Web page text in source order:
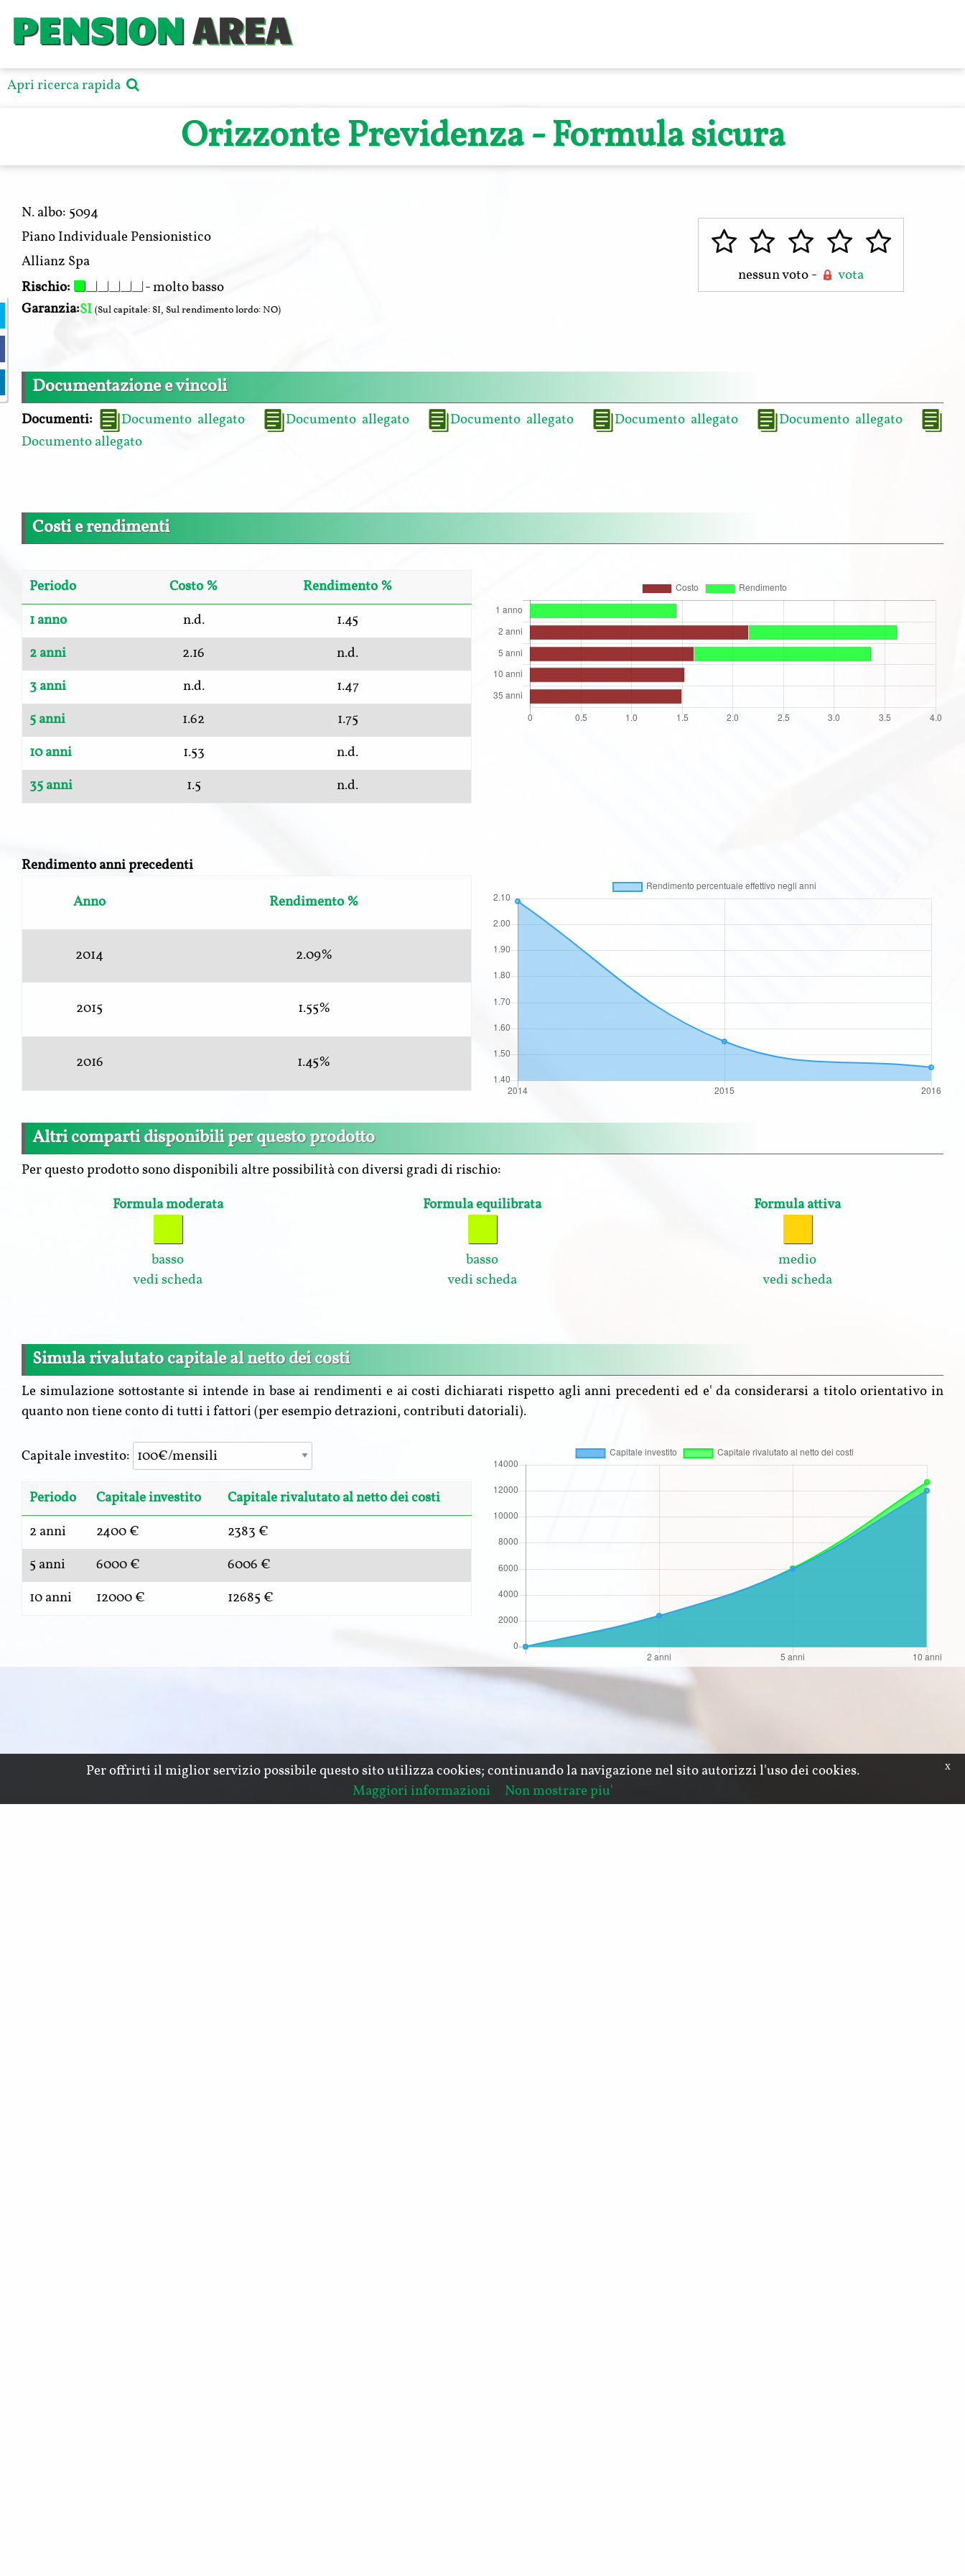
PENSIONAREA
X
Per offrirti il miglior servizio possibile questo sito utilizza cookies; continuando la navigazione nel sito autorizzi l'uso dei cookies.
Maggiori informazioni
Non mostrare piu'
Apri ricerca rapida
Orizzonte Previdenza - Formula sicura
nessun voto - vota
N. albo: 5094
Piano Individuale Pensionistico
Allianz Spa
Rischio:
- molto basso
Garanzia:SI (Sul capitale: SI, Sul rendimento lordo: NO)
Documentazione e vincoli
Documenti: Documento allegato Documento allegato Documento allegato Documento allegato
Documento allegato
Documento allegato
Costi e rendimenti
Periodo Costo %
Rendimento %
1 anno
n.d.
1.45
2 anni
2.16
n.d.
3 anni
n.d.
1.47
5 anni
1.62
1.75
10 anni
1.53
n.d.
35 anni
1.5 n.d.
Rendimento anni precedenti
Anno
Rendimento %
2014 2.09%
2015 1.55%
2016 1.45%
Altri comparti disponibili per questo prodotto
Per questo prodotto sono disponibili altre possibilità con diversi gradi di rischio:
Formula moderata
basso
vedi scheda
Formula equilibrata
basso
vedi scheda
Formula attiva
medio
vedi scheda
Simula rivalutato capitale al netto dei costi
Le simulazione sottostante si intende in base ai rendimenti e ai costi dichiarati rispetto agli anni precedenti ed e' da considerarsi a titolo orientativo in
quanto non tiene conto di tutti i fattori (per esempio detrazioni, contributi datoriali).
Capitale investito:
Periodo Capitale investito
Capitale rivalutato al netto dei costi
2 anni
2400 €
2383 €
5 anni
6000 €
6006 €
10 anni
12000 € 12685 €